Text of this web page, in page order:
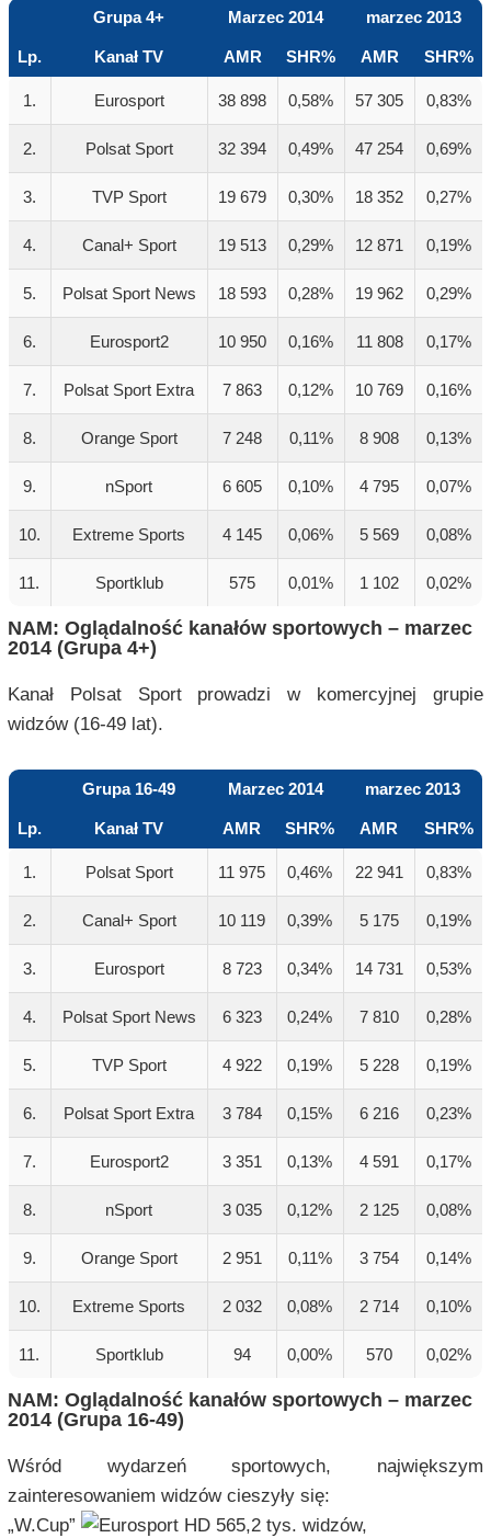
Grupa 4+ Marzec 2014 marzec 2013
Lp. Kanał TV AMR SHR% AMR SHR%
1. Eurosport 38 898 0,58% 57 305 0,83%
2. Polsat Sport 32 394 0,49% 47 254 0,69%
3. TVP Sport 19 679 0,30% 18 352 0,27%
4. Canal+ Sport 19 513 0,29% 12 871 0,19%
5. Polsat Sport News 18 593 0,28% 19 962 0,29%
6. Eurosport2 10 950 0,16% 11 808 0,17%
7. Polsat Sport Extra 7 863 0,12% 10 769 0,16%
8. Orange Sport 7 248 0,11% 8 908 0,13%
9. nSport 6 605 0,10% 4 795 0,07%
10. Extreme Sports 4 145 0,06% 5 569 0,08%
11. Sportklub 575 0,01% 1 102 0,02%
NAM: Oglądalność kanałów sportowych – marzec
2014 (Grupa 4+)
Kanał Polsat Sport prowadzi w komercyjnej grupie
widzów (16-49 lat).
Grupa 16-49 Marzec 2014 marzec 2013
Lp. Kanał TV AMR SHR% AMR SHR%
1. Polsat Sport 11 975 0,46% 22 941 0,83%
2. Canal+ Sport 10 119 0,39% 5 175 0,19%
3. Eurosport 8 723 0,34% 14 731 0,53%
4. Polsat Sport News 6 323 0,24% 7 810 0,28%
5. TVP Sport 4 922 0,19% 5 228 0,19%
6. Polsat Sport Extra 3 784 0,15% 6 216 0,23%
7. Eurosport2 3 351 0,13% 4 591 0,17%
8. nSport 3 035 0,12% 2 125 0,08%
9. Orange Sport 2 951 0,11% 3 754 0,14%
10. Extreme Sports 2 032 0,08% 2 714 0,10%
11. Sportklub 94 0,00% 570 0,02%
NAM: Oglądalność kanałów sportowych – marzec
2014 (Grupa 16-49)
Wśród wydarzeń sportowych, największym
zainteresowaniem widzów cieszyły się:
„W.Cup”
565,2 tys. widzów,